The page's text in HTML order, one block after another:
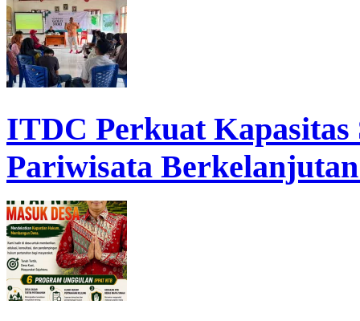
ITDC Perkuat
Pariwisata